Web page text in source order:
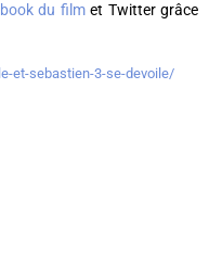
du filmet Twitter grâce
et-sebastien-3-se-devoile/